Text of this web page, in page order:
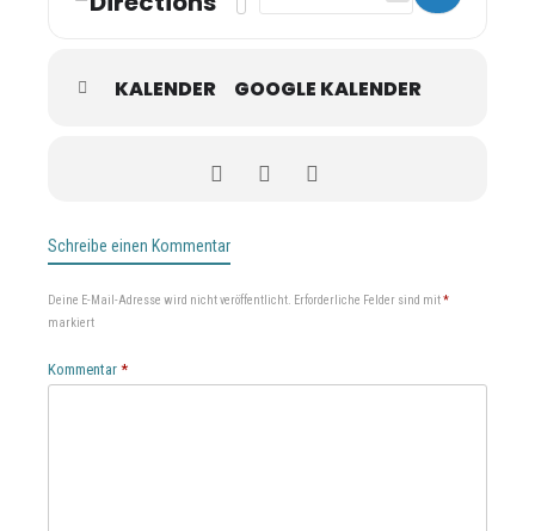
KALENDER GOOGLE KALENDER
Schreibe einen Kommentar
Deine E-Mail-Adresse wird nicht veröffentlicht. Erforderliche Felder sind mit*
markiert
Kommentar *